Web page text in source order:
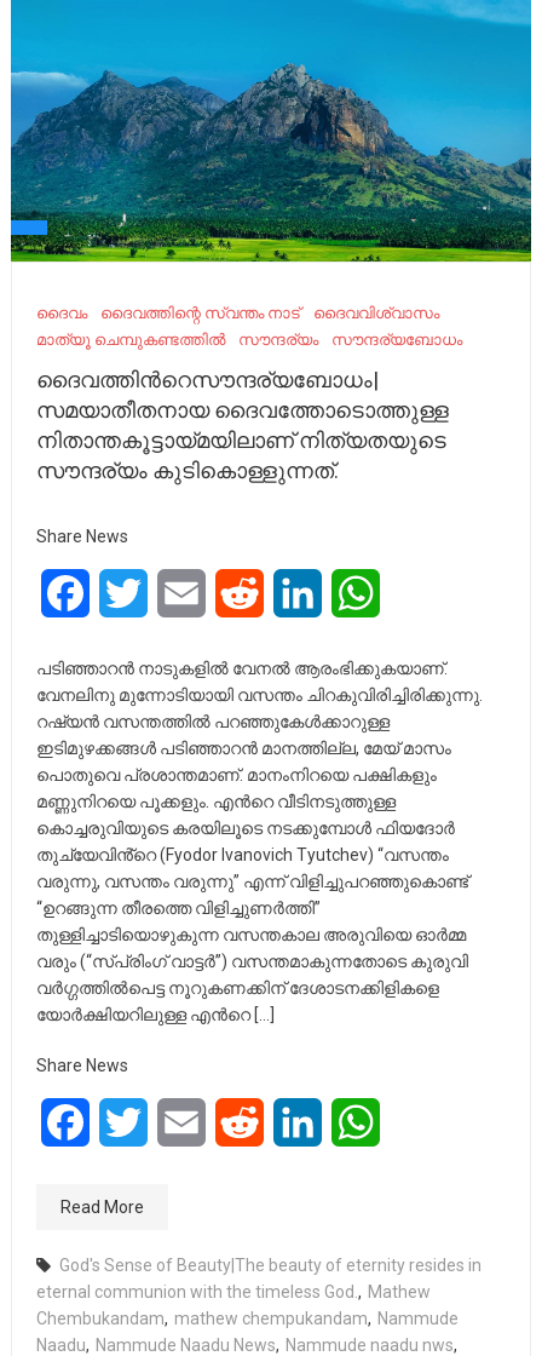
ദൈവം ദൈവത്തിന്റെ സ്വന്തം നാട്
ദൈവവിശ്വാസം
മാത്യൂ ചെമ്പുകണ്ടത്തിൽ
സൗന്ദര്യം സൗന്ദര്യബോധം
ദൈവത്തിന്‍റെസൗന്ദര്യബോധം|
സമയാതീതനായ ദൈവത്തോടൊത്തുള്ള
നിതാന്തകൂട്ടായ്മയിലാണ് നിത്യതയുടെ
സൗന്ദര്യം കുടികൊള്ളുന്നത്.
Share News
FacebookTwitter Email Reddit LinkedIn
പടിഞ്ഞാറന്‍ നാടുകളില്‍ വേനല്‍ ആരംഭിക്കുകയാണ്.
വേനലിനു മുന്നോടിയായി വസന്തം ചിറകുവിരിച്ചിരിക്കുന്നു.
റഷ്യന്‍ വസന്തത്തില്‍ പറഞ്ഞുകേള്‍ക്കാറുള്ള
ഇടിമുഴക്കങ്ങള്‍ പടിഞ്ഞാറന്‍ മാനത്തില്ല, മേയ് മാസം
പൊതുവെ പ്രശാന്തമാണ്. മാനംനിറയെ പക്ഷികളും
മണ്ണുനിറയെ പൂക്കളും. എന്‍റെ വീടിനടുത്തുള്ള
കൊച്ചരുവിയുടെ കരയിലൂടെ നടക്കുമ്പോള്‍ ഫിയദോര്‍
തുച്യേവിൻ്റെ (Fyodor Ivanovich Tyutchev) “വസന്തം
വരുന്നു, വസന്തം വരുന്നു” എന്ന് വിളിച്ചുപറഞ്ഞുകൊണ്ട്
“ഉറങ്ങുന്ന തീരത്തെ വിളിച്ചുണര്‍ത്തി”
തുള്ളിച്ചാടിയൊഴുകുന്ന വസന്തകാല അരുവിയെ ഓർമ്മ
വരും (“സ്പ്രിംഗ് വാട്ടര്‍”) വസന്തമാകുന്നതോടെ കുരുവി
വര്‍ഗ്ഗത്തില്‍പെട്ട നൂറുകണക്കിന് ദേശാടനക്കിളികളെ
യോര്‍ക്ഷിയറിലുള്ള എന്‍റെ […]
Share News
FacebookTwitter Email Reddit LinkedIn
Read More
God's Sense of Beauty|The beauty of eternity resides in
eternal communion with the timeless God., Mathew
Chembukandam, mathew chempukandam, Nammude
Naadu, Nammude Naadu News, Nammude naadu nws,